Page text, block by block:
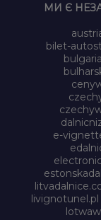
МИ Є
bilet-
e-
livignotunel.pl